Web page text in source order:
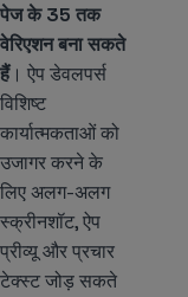
पेज के 35 तक
वेरिएशन बना सकते
हैं। ऐप डेवलपर्स
विशिष्ट
कार्यात्मकताओं को
उजागर करने के
लिए अलग-अलग
स्क्रीनशॉट, ऐप
प्रीव्यू और प्रचार
टेक्स्ट जोड़ सकते